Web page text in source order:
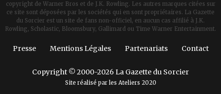
copyright de Warner Bros et de J.K. Rowling. Les autres marques citées sur
ce site sont déposées par les sociétés qui en sont propriétaires. La Gazette
du Sorcier est un site de fans non-officiel, en aucun cas affilié à J.K.
Rowling, Scholastic, Bloomsbury, Gallimard ou Time Warner Entertainment.
Presse Mentions Légales Partenariats Contact
Copyright © 2000-2026 La Gazette du Sorcier
Site réalisé par les Ateliers 2020